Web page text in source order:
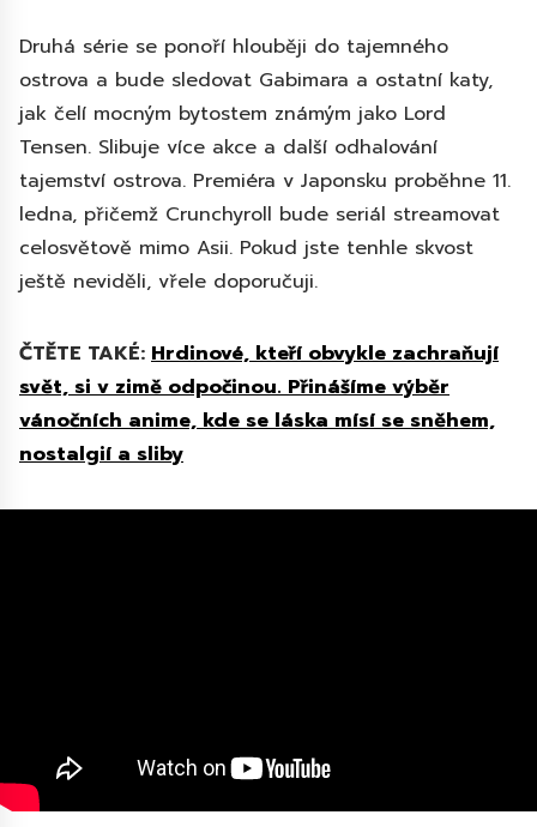
Druhá série se ponoří hlouběji do tajemného
ostrova a bude sledovat Gabimara a ostatní katy,
jak čelí mocným bytostem známým jako Lord
Tensen. Slibuje více akce a další odhalování
tajemství ostrova. Premiéra v Japonsku proběhne 11.
ledna, přičemž Crunchyroll bude seriál streamovat
celosvětově mimo Asii. Pokud jste tenhle skvost
ještě neviděli, vřele doporučuji.
ČTĚTE TAKÉ: Hrdinové, kteří obvykle zachraňují
svět, si v zimě odpočinou. Přinášíme výběr
vánočních anime, kde se láska mísí se sněhem,
nostalgií a sliby